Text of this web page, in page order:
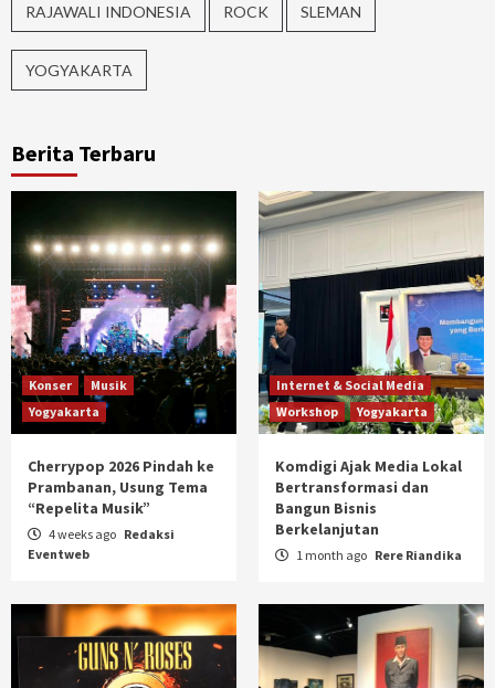
RAJAWALI INDONESIA ROCK SLEMAN
YOGYAKARTA
Berita Terbaru
Konser
Musik
Yogyakarta
Cherrypop 2026 Pindah ke
Prambanan, Usung Tema
“Repelita Musik”
4 weeks ago Redaksi
Eventweb
Internet & Social Media
Workshop
Yogyakarta
Komdigi Ajak Media Lokal
Bertransformasi dan
Bangun Bisnis
Berkelanjutan
1 month ago Rere Riandika